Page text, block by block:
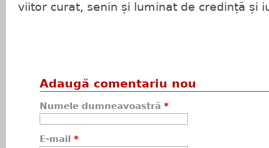
viitor curat, senin și luminat de credință și
Adaugă comentariu nou
Numele dumneavoastră *
E-mail *